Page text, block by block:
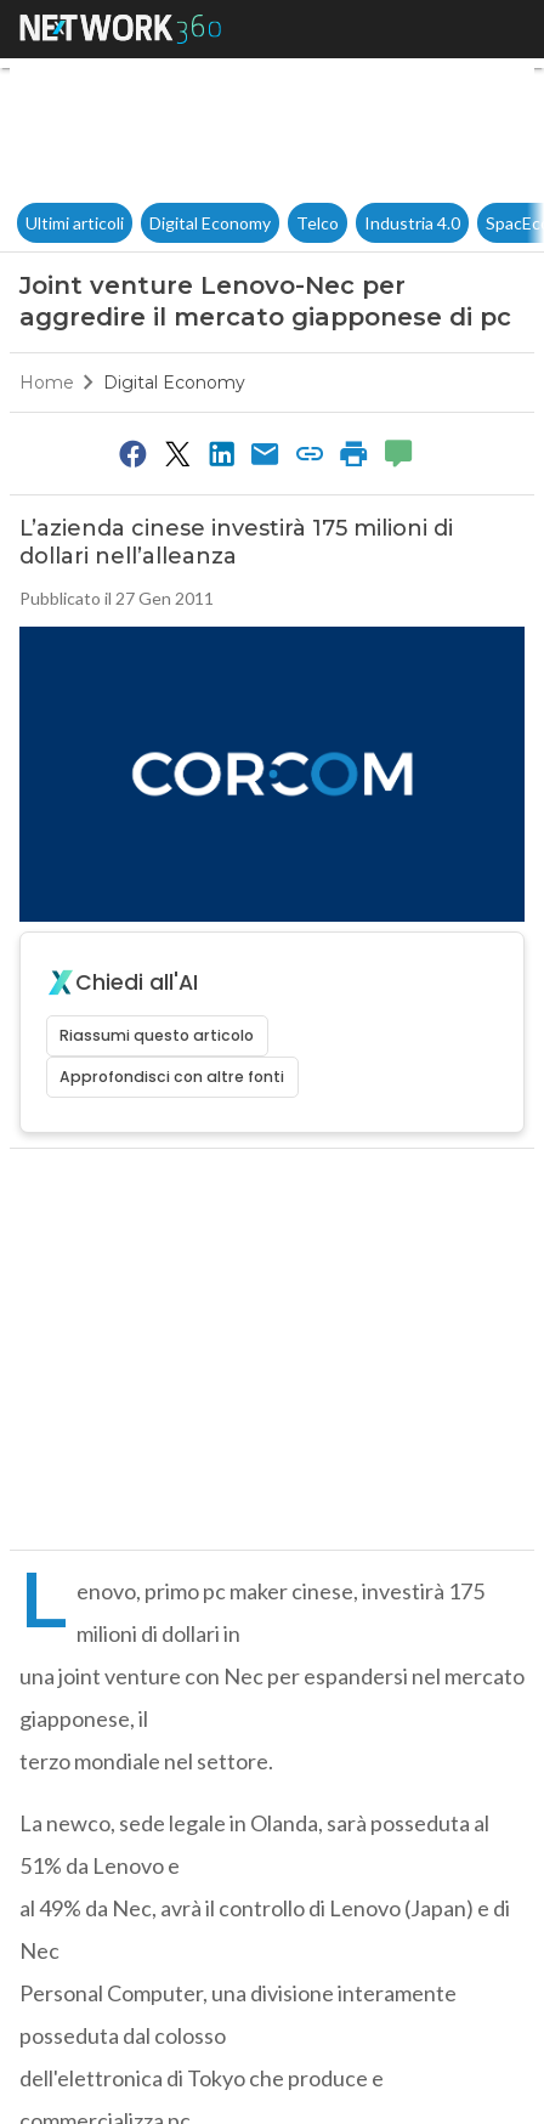
Joint venture Lenovo-Nec
Ultimi articoli Digital Economy Telco Industria 4.0
Joint venture Lenovo-Nec per
aggredire il mercato giapponese di pc
Home Digital Economy
L’azienda cinese investirà 175 milioni di
dollari nell’alleanza
Pubblicato il 27 Gen 2011
Chiedi all'AI
Riassumi questo articolo
Approfondisci con altre fonti
L enovo, primo pc maker cinese, investirà 175
milioni di dollari in
una joint venture con Nec per espandersi nel mercato
giapponese, il
terzo mondiale nel settore.
La newco, sede legale in Olanda, sarà posseduta al
51% da Lenovo e
al 49% da Nec, avrà il controllo di Lenovo (Japan) e di
Nec
Personal Computer, una divisione interamente
posseduta dal colosso
dell'elettronica di Tokyo che produce e